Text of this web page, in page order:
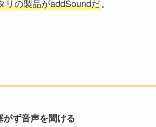
リの製品がaddSoundだ。
ず音声を聞ける